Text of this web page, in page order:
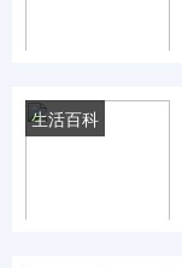
生活百科